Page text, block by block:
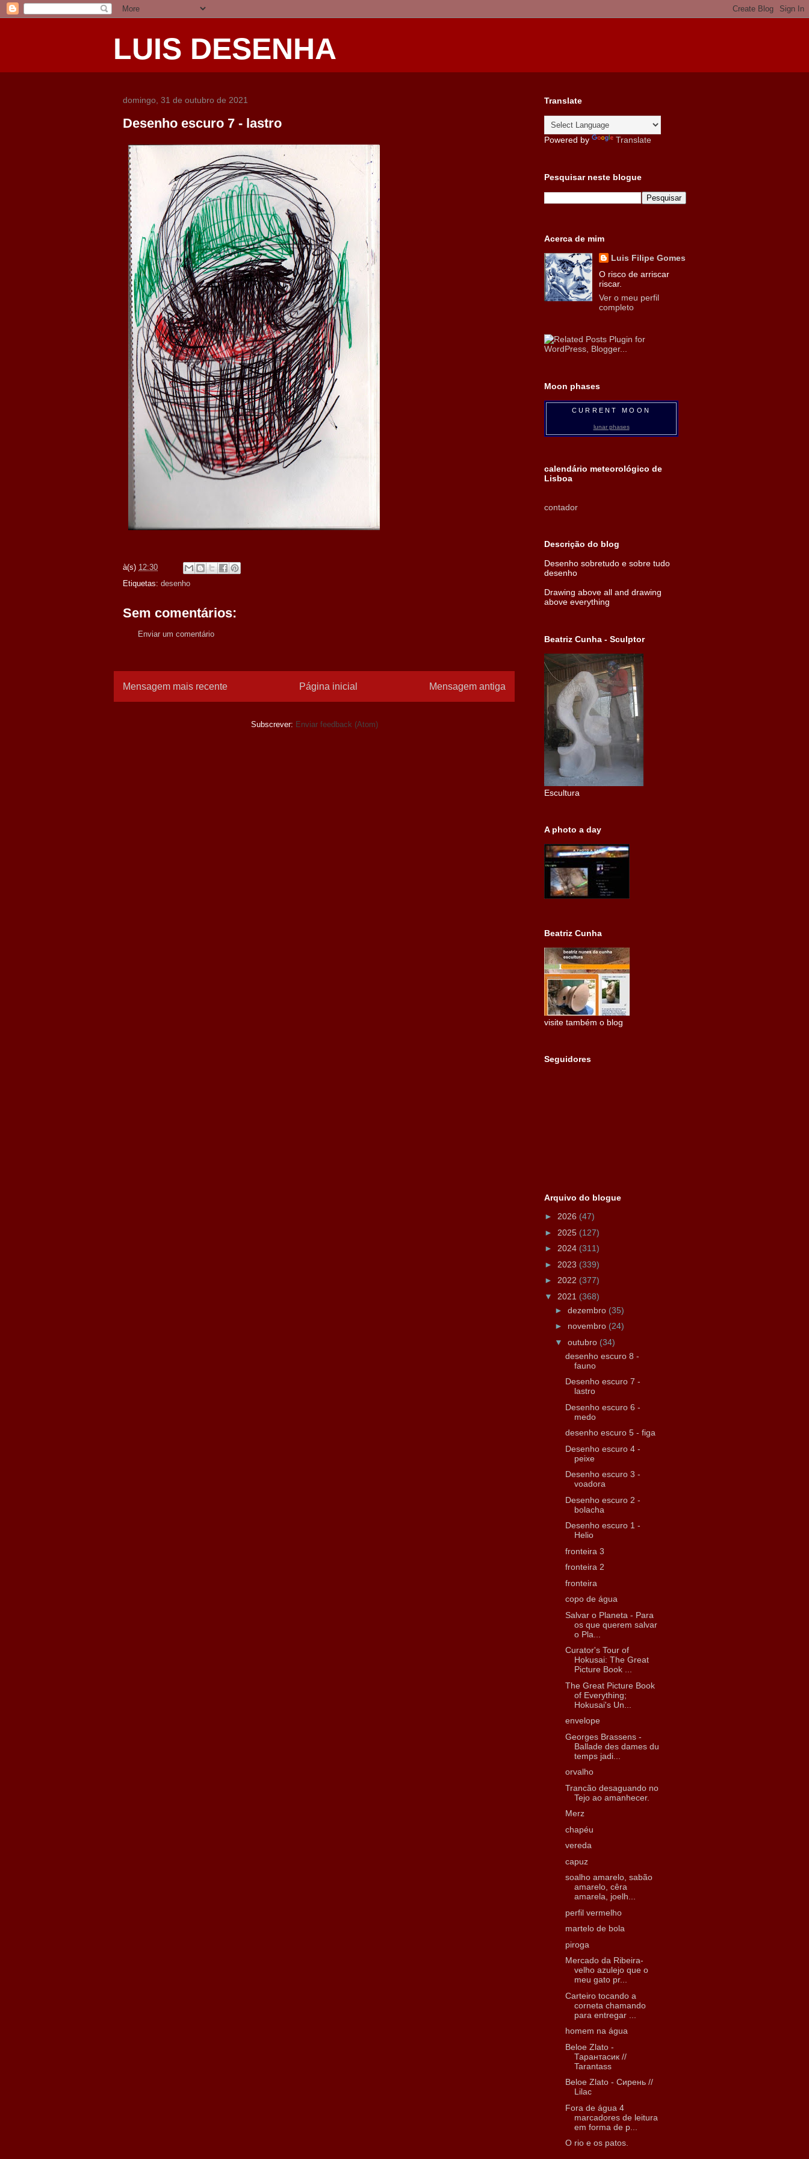
LUIS DESENHA
domingo, 31 de outubro de 2021
Desenho escuro 7 - lastro
à(s) 12:30
Etiquetas: desenho
Sem comentários:
Enviar um comentário
Mensagem mais recente Mensagem antiga
Página inicial
Subscrever: Enviar feedback (Atom)
Translate
Powered by Translate
Pesquisar neste blogue
Acerca de mim
Luis Filipe Gomes
O risco de arriscar
riscar.
Ver o meu perfil
completo
Moon phases
CURRENT MOON
lunar phases
calendário meteorológico de
Lisboa
contador
Descrição do blog
Desenho sobretudo e sobre tudo
desenho
Drawing above all and drawing
above everything
Beatriz Cunha - Sculptor
Escultura
A photo a day
Beatriz Cunha
visite também o blog
Seguidores
Arquivo do blogue
► 2026 (47)
► 2025 (127)
► 2024 (311)
► 2023 (339)
► 2022 (377)
▼ 2021 (368)
► dezembro (35)
► novembro (24)
▼ outubro (34)
desenho escuro 8 -
fauno
Desenho escuro 7 -
lastro
Desenho escuro 6 -
medo
desenho escuro 5 - figa
Desenho escuro 4 -
peixe
Desenho escuro 3 -
voadora
Desenho escuro 2 -
bolacha
Desenho escuro 1 -
Helio
fronteira 3
fronteira 2
fronteira
copo de água
Salvar o Planeta - Para
os que querem salvar
o Pla...
Curator's Tour of
Hokusai: The Great
Picture Book ...
The Great Picture Book
of Everything;
Hokusai's Un...
envelope
Georges Brassens -
Ballade des dames du
temps jadi...
orvalho
Trancão desaguando no
Tejo ao amanhecer.
Merz
chapéu
vereda
capuz
soalho amarelo, sabão
amarelo, cêra
amarela, joelh...
perfil vermelho
martelo de bola
piroga
Mercado da Ribeira-
velho azulejo que o
meu gato pr...
Carteiro tocando a
corneta chamando
para entregar ...
homem na água
Beloe Zlato -
Тарантасик //
Tarantass
Beloe Zlato - Сирень //
Lilac
Fora de água 4
marcadores de leitura
em forma de p...
O rio e os patos.